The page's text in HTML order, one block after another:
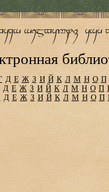
Д Е Ж З И Й К Л М Н О П
Д Е Ж З И Й К Л М Н О П
Д Е Ж З И Й К Л М Н О П